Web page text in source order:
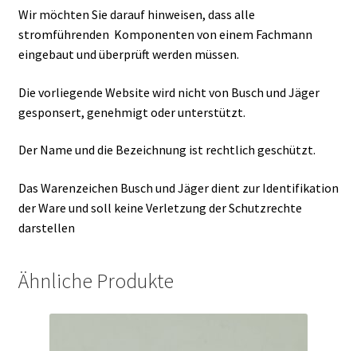
Wir möchten Sie darauf hinweisen, dass alle
stromführenden Komponenten von einem Fachmann
eingebaut und überprüft werden müssen.
Die vorliegende Website wird nicht von Busch und Jäger
gesponsert, genehmigt oder unterstützt.
Der Name und die Bezeichnung ist rechtlich geschützt.
Das Warenzeichen Busch und Jäger dient zur Identifikation
der Ware und soll keine Verletzung der Schutzrechte
darstellen
Ähnliche Produkte